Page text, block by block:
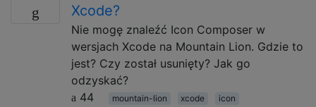
Xcode?
Nie mogę znaleźć Icon Composer w
wersjach Xcode na Mountain Lion. Gdzie to
jest? Czy został usunięty? Jak go
odzyskać?
44
mountain-lion xcode icon